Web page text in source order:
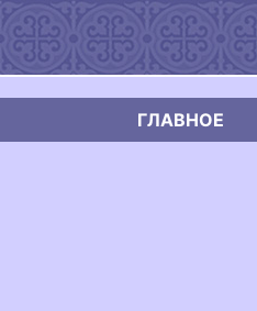
ГЛАВНОЕ